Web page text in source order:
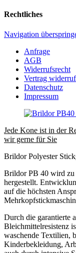
Rechtliches
Navigation
Anfrage
AGB
Widerrufsrecht
Vertrag
Datenschutz
Impressum
Jede Kone ist in der
wir gerne für Sie
Brildor Polyester
Brildor PB 40 wird zu
hergestellt.
auf die höchsten
Durch die garantierte
Bleichmittelresistenz
waschende Textilien,
Kinderbekleidung,